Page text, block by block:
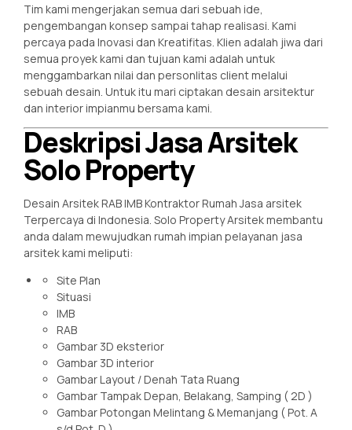
Tim kami mengerjakan semua dari sebuah ide,
pengembangan konsep sampai tahap realisasi. Kami
percaya pada Inovasi dan Kreatifitas. Klien adalah jiwa dari
semua proyek kami dan tujuan kami adalah untuk
menggambarkan nilai dan personlitas client melalui
sebuah desain. Untuk itu mari ciptakan desain arsitektur
dan interior impianmu bersama kami.
Deskripsi Jasa Arsitek
Solo Property
Desain Arsitek RAB IMB Kontraktor Rumah Jasa arsitek
Terpercaya di Indonesia. Solo Property Arsitek membantu
anda dalam mewujudkan rumah impian pelayanan jasa
arsitek kami meliputi:
Site Plan
Situasi
IMB
RAB
Gambar 3D eksterior
Gambar 3D interior
Gambar Layout / Denah Tata Ruang
Gambar Tampak Depan, Belakang, Samping ( 2D )
Gambar Potongan Melintang & Memanjang ( Pot. A